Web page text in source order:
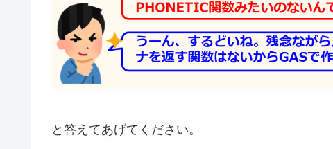
と答えてあげてください。